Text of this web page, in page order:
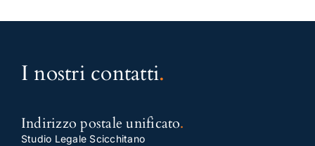
I nostri contatti.
Indirizzo postale unificato.
Studio Legale Scicchitano